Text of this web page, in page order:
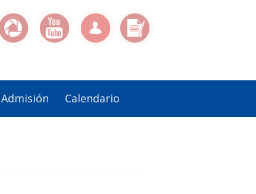
Admisión Calendario